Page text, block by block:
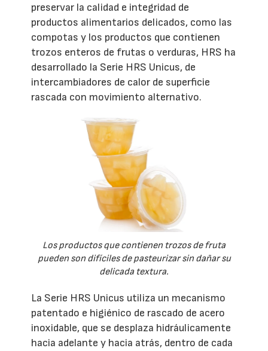
preservar la calidad e integridad de
productos alimentarios delicados, como las
compotas y los productos que contienen
trozos enteros de frutas o verduras, HRS ha
desarrollado la Serie HRS Unicus, de
intercambiadores de calor de superficie
rascada con movimiento alternativo.
Los productos que contienen trozos de fruta
pueden son difíciles de pasteurizar sin dañar su
delicada textura.
La Serie HRS Unicus utiliza un mecanismo
patentado e higiénico de rascado de acero
inoxidable, que se desplaza hidráulicamente
hacia adelante y hacia atrás, dentro de cada